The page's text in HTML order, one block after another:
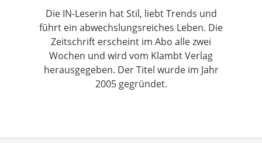
Die IN-Leserin hat Stil, liebt Trends und
führt ein abwechslungsreiches Leben. Die
Zeitschrift erscheint im Abo alle zwei
Wochen und wird vom Klambt Verlag
herausgegeben. Der Titel wurde im Jahr
2005 gegründet.